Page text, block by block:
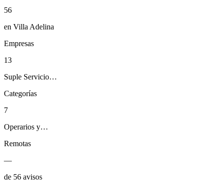
56
en Villa Adelina
Empresas
13
Suple Servicio…
Categorías
7
Operarios y…
Remotas
—
de 56 avisos